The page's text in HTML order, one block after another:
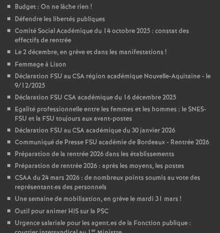
Budget : On ne lâche rien !
Défendre les libertés publiques
Comité Social Académique du 14 octobre 2025 : constat des
effectifs de rentrée
Le 2 décembre, en grève et dans les manifestations !
Femmage à Lison
Déclaration FSU au CSA région académique Nouvelle-Aquitaine - le
9/12/2025
Déclaration FSU CSA académique du 16 décembre 2025
Egalité professionnelle entre les femmes et les hommes : le SNES-
FSU et la FSU toujours aux avant-postes
Déclaration FSU au CSA académique du 30 janvier 2026
Communiqué de Presse FSU académie de Bordeaux - Rentrée 2026
Préparation de la rentrée 2026 dans les établissements
Préparation de rentrée 2026 : après les moyens, les postes
CSAA du 24 mars 2026 : de nombreux points soumis au vote des
représentant·es des personnels
Une semaine de mobilisation, en grève le mardi 31 mars !
Outil pour animer HIS sur la PSC
Urgence salariale pour les agent.es de la Fonction publique :
er